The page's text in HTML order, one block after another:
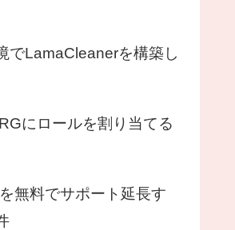
でLamaCleanerを構築し
にロールを割り当てる
無料でサポート延長す